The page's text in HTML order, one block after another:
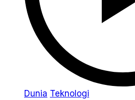
Dunia Teknologi